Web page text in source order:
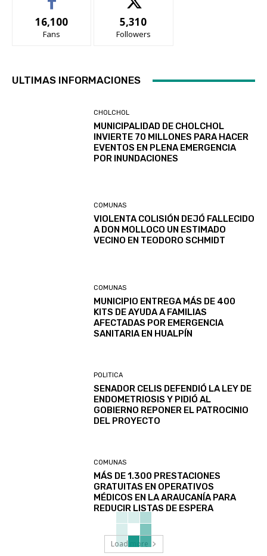
16,100
Fans
5,310
Followers
ULTIMAS INFORMACIONES
CHOLCHOL
MUNICIPALIDAD DE CHOLCHOL
INVIERTE 70 MILLONES PARA HACER
EVENTOS EN PLENA EMERGENCIA
POR INUNDACIONES
COMUNAS
VIOLENTA COLISIÓN DEJÓ FALLECIDO
A DON MOLLOCO UN ESTIMADO
VECINO EN TEODORO SCHMIDT
COMUNAS
MUNICIPIO ENTREGA MÁS DE 400
KITS DE AYUDA A FAMILIAS
AFECTADAS POR EMERGENCIA
SANITARIA EN HUALPÍN
POLITICA
SENADOR CELIS DEFENDIÓ LA LEY DE
ENDOMETRIOSIS Y PIDIÓ AL
GOBIERNO REPONER EL PATROCINIO
DEL PROYECTO
COMUNAS
MÁS DE 1.300 PRESTACIONES
GRATUITAS EN OPERATIVOS
MÉDICOS EN LA ARAUCANÍA PARA
REDUCIR LISTAS DE ESPERA
Load more